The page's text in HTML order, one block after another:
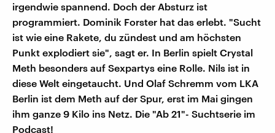
irgendwie spannend. Doch der Absturz ist
programmiert. Dominik Forster hat das erlebt. "Sucht
ist wie eine Rakete, du zündest und am höchsten
Punkt explodiert sie", sagt er. In Berlin spielt Crystal
Meth besonders auf Sexpartys eine Rolle. Nils ist in
diese Welt eingetaucht. Und Olaf Schremm vom LKA
Berlin ist dem Meth auf der Spur, erst im Mai gingen
ihm ganze 9 Kilo ins Netz. Die "Ab 21"- Suchtserie im
Podcast!